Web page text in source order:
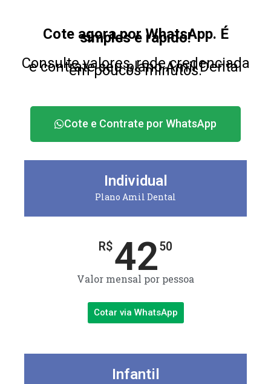
Cote agora por WhatsApp. É
simples e rápido!
Consulte valores, rede credenciada
e contrate seu plano Amil Dental
em poucos minutos.
Cote e Contrate por WhatsApp
Individual
Plano Amil Dental
R$4250
Valor mensal por pessoa
Cotar via WhatsApp
Infantil